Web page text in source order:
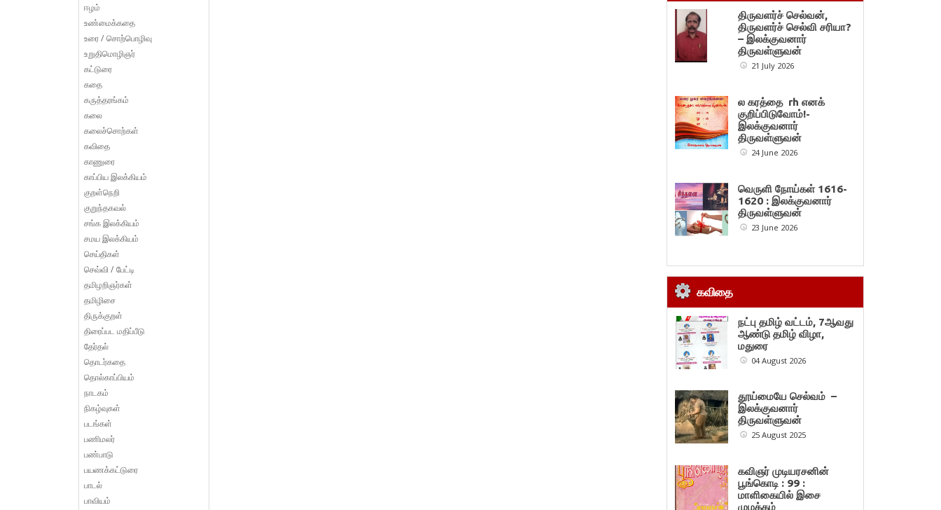
ஈழம்
உண்மைக்கதை
உரை / சொற்பொழிவு
உறுதிமொழிஞர்
கட்டுரை
கதை
கருத்தரங்கம்
கலை
கலைச்சொற்கள்
கவிதை
காணுரை
காப்பிய இலக்கியம்
குறள்நெறி
குறுந்தகவல்
சங்க இலக்கியம்
சமய இலக்கியம்
செய்திகள்
செவ்வி / பேட்டி
தமிழறிஞர்கள்
தமிழிசை
திருக்குறள்
திரைப்பட மதிப்பீடு
தேர்தல்
தொடர்கதை
தொல்காப்பியம்
நாடகம்
நிகழ்வுகள்
படங்கள்
பணிமலர்
பண்பாடு
பயணக்கட்டுரை
பாடல்
பாவியம்
திருவளர்ச் செல்வன்,
திருவளர்ச் செல்வி சரியா?
– இலக்குவனார்
திருவள்ளுவன்
21 July 2026
ல கரத்தை rh எனக்
குறிப்பிடுவோம்!-
இலக்குவனார்
திருவள்ளுவன்
24 June 2026
வெருளி நோய்கள் 1616-
1620 : இலக்குவனார்
திருவள்ளுவன்
23 June 2026
கவிதை
நட்பு தமிழ் வட்டம், 7ஆவது
ஆண்டு தமிழ் விழா,
மதுரை
04 August 2026
தூய்மையே செல்வம் –
இலக்குவனார்
திருவள்ளுவன்
25 August 2025
கவிஞர் முடியரசனின்
பூங்கொடி : 99 :
மாளிகையில் இசை
முழக்கம்